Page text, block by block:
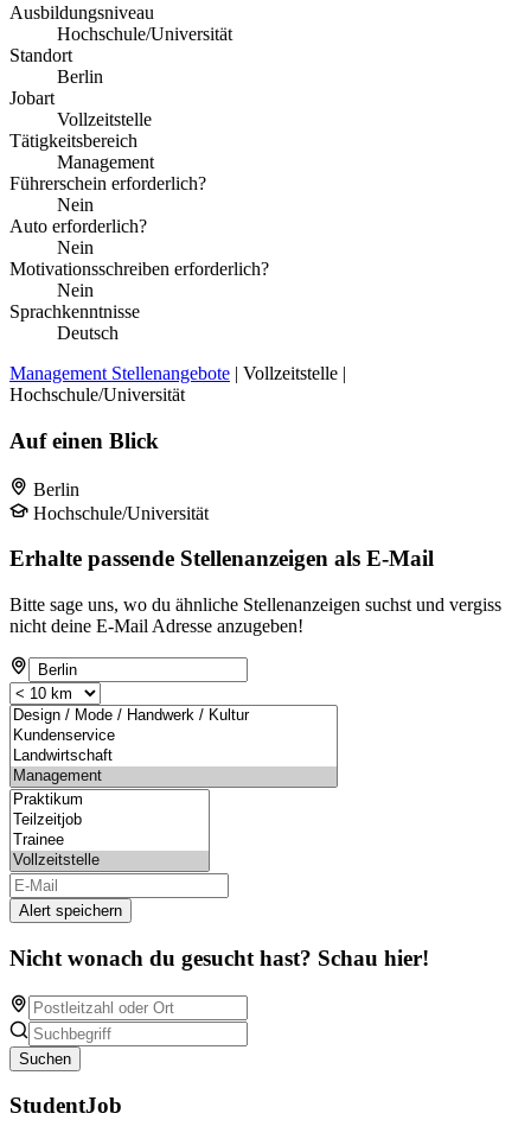
Ausbildungsniveau
Hochschule/Universität
Standort
Berlin
Jobart
Vollzeitstelle
Tätigkeitsbereich
Management
Führerschein erforderlich?
Nein
Auto erforderlich?
Nein
Motivationsschreiben erforderlich?
Nein
Sprachkenntnisse
Deutsch
Management Stellenangebote | Vollzeitstelle |
Hochschule/Universität
Auf einen Blick
Berlin
Hochschule/Universität
Erhalte passende Stellenanzeigen als E-Mail
Bitte sage uns, wo du ähnliche Stellenanzeigen suchst und vergiss
nicht deine E-Mail Adresse anzugeben!
Alert speichern
Nicht wonach du gesucht hast? Schau hier!
Suchen
StudentJob